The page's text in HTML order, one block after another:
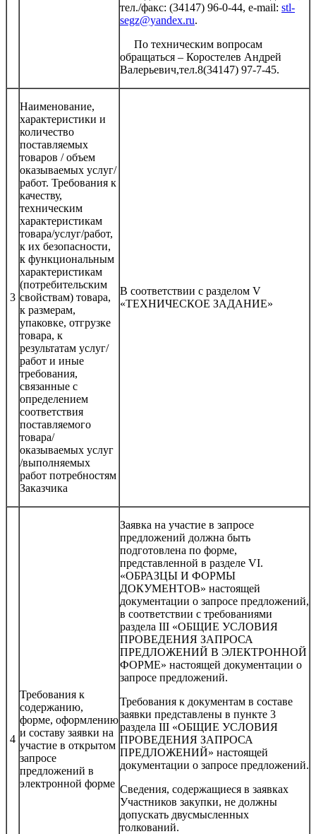
тел./факс: (34147) 96-0-44, e-mail: stl-
segz@yandex.ru.
По техническим вопросам
обращаться – Коростелев Андрей
Валерьевич,тел.8(34147) 97-7-45.
3
Наименование,
характеристики и
количество
поставляемых
товаров / объем
оказываемых услуг/
работ. Требования к
качеству,
техническим
характеристикам
товара/услуг/работ,
к их безопасности,
к функциональным
характеристикам
(потребительским
свойствам) товара,
к размерам,
упаковке, отгрузке
товара, к
результатам услуг/
работ и иные
требования,
связанные с
определением
соответствия
поставляемого
товара/
оказываемых услуг
/выполняемых
работ потребностям
Заказчика
В соответствии с разделом V
«ТЕХНИЧЕСКОЕ ЗАДАНИЕ»
4
Требования к
содержанию,
форме, оформлению
и составу заявки на
участие в открытом
запросе
предложений в
электронной форме
Заявка на участие в запросе
предложений должна быть
подготовлена по форме,
представленной в разделе VI.
«ОБРАЗЦЫ И ФОРМЫ
ДОКУМЕНТОВ» настоящей
документации о запросе предложений,
в соответствии с требованиями
раздела III «ОБЩИЕ УСЛОВИЯ
ПРОВЕДЕНИЯ ЗАПРОСА
ПРЕДЛОЖЕНИЙ В ЭЛЕКТРОННОЙ
ФОРМЕ» настоящей документации о
запросе предложений.
Требования к документам в составе
заявки представлены в пункте 3
раздела III «ОБЩИЕ УСЛОВИЯ
ПРОВЕДЕНИЯ ЗАПРОСА
ПРЕДЛОЖЕНИЙ» настоящей
документации о запросе предложений.
Сведения, содержащиеся в заявках
Участников закупки, не должны
допускать двусмысленных
толкований.